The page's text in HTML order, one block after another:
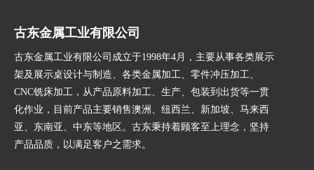
古东金属工业有限公司
古东金属工业有限公司成立于1998年4月，主要从事各类展示
架及展示桌设计与制造、各类金属加工、零件冲压加工、
CNC铣床加工，从产品原料加工、生产、包装到出货等一贯
化作业，目前产品主要销售澳洲、纽西兰、新加坡、马来西
亚、东南亚、中东等地区。古东秉持着顾客至上理念，坚持
产品品质，以满足客户之需求。